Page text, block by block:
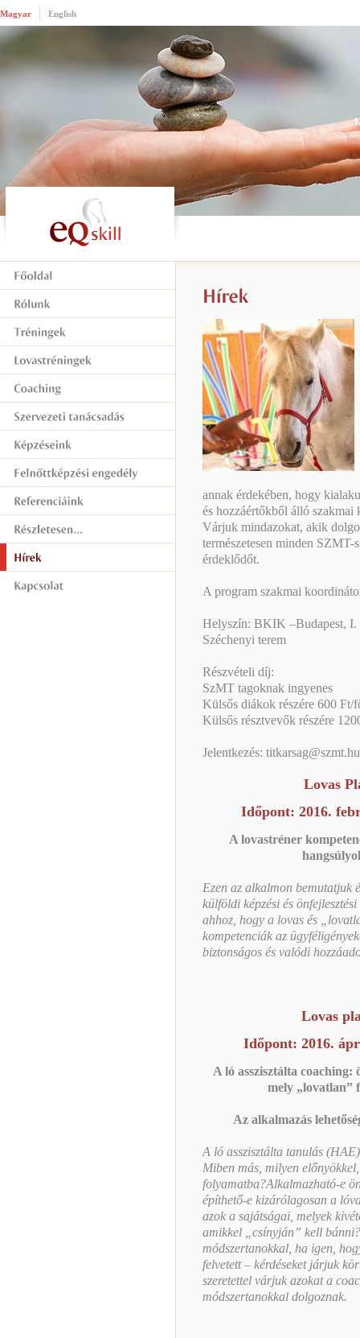
Magyar English
annak érdekében, hogy
és hozzáértőkből álló szakmai
Várjuk mindazokat, akik
természetesen minden
érdeklődőt.
A program szakmai
Helyszín: BKIK –Budapest, I.
Széchenyi terem
Részvételi díj:
SzMT tagoknak ingyenes
Külsős diákok részére 600 Ft/
Külsős résztvevők részére
Jelentkezés: titkarsag@szmt.hu
Lovas
Időpont: 2016.
A lovastréner
Ezen az alkalmon bemutatjuk
külföldi képzési és
ahhoz, hogy a lovas és
kompetenciák az
biztonságos és valódi
Lovas
Időpont: 2016.
A ló asszisztálta
mely „lovatlan”
Az alkalmazás
A ló asszisztálta tanulás
Miben más, milyen
folyamatba?Alkalmazható-e
építhető-e kizárólagosan a
azok a sajátságai, melyek
amikkel „csínyján” kell
módszertanokkal, ha igen,
felvetett – kérdéseket járjuk
szeretettel várjuk azokat a
módszertanokkal dolgoznak.